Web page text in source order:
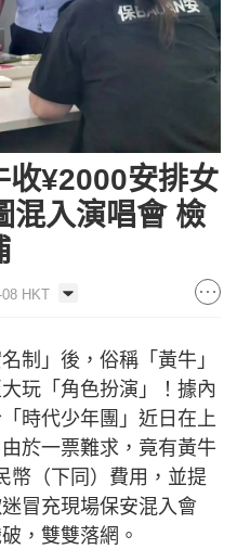
收¥2000安排女
混入演唱會 檢
HKT
制」後，俗稱「黃牛」
玩「角色扮演」！據內
時代少年團」近日在上
於一票難求，竟有黃牛
幣（下同）費用，並提
冒充現場保安混入會
，雙雙落網。